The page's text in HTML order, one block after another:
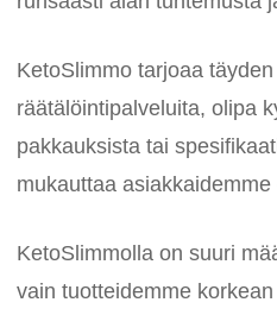
KetoSlimmo tarjoaa
räätälöintipalveluita, olipa
pakkauksista tai
mukauttaa
KetoSlimmolla on suuri
vain tuotteidemme